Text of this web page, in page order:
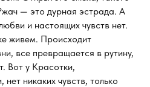
— это дурная эстрада. А
и настоящих чувств нет.
живем. Происходит
все превращается в рутину,
Вот у Красотки,
никаких чувств, только